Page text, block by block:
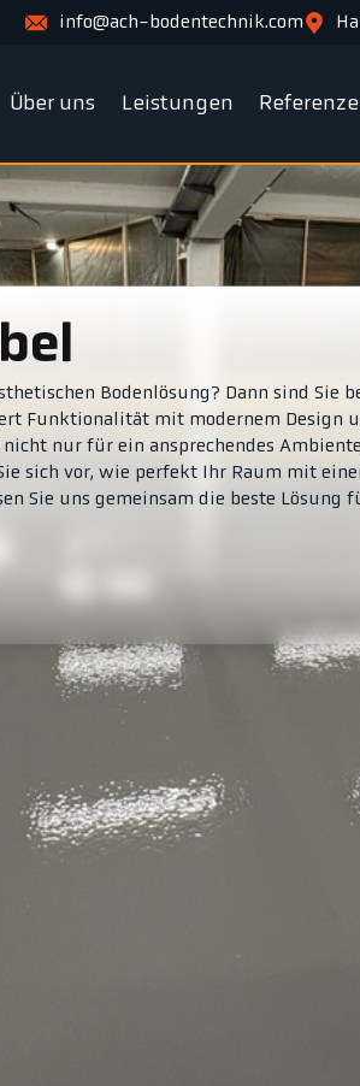
info@ach-bodentechnik.com
Über uns Leistungen
Bodenlösung? Dann sind Sie
Funktionalität mit modernem Design
nur für ein ansprechendes
sich vor, wie perfekt Ihr Raum mit
Sie uns gemeinsam die beste Lösung